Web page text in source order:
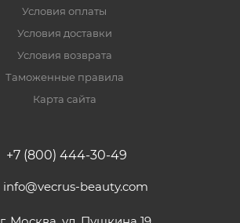
Условия оплаты
Условия доставки
Условия возврата
Таможенные правила
Карта сайта
+7 (800) 444-30-49
info@vecrus-beauty.com